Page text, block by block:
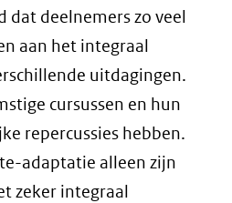
dat deelnemers zo veel
aan het integraal
uitdagingen.
cursussen en hun
repercussies hebben.
adaptatie alleen zijn
zeker integraal